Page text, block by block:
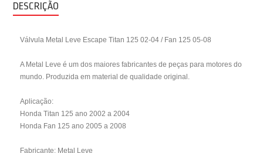
DESCRIÇÃO
Válvula Metal Leve Escape Titan 125 02-04 / Fan 125 05-08
A Metal Leve é um dos maiores fabricantes de peças para motores do
mundo. Produzida em material de qualidade original.
Aplicação:
Honda Titan 125 ano 2002 a 2004
Honda Fan 125 ano 2005 a 2008
Fabricante: Metal Leve